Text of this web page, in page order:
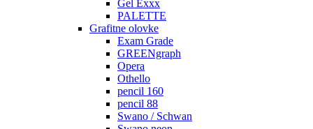
Gel Exxx
PALETTE
Grafitne olovke
Exam Grade
GREENgraph
Opera
Othello
pencil 160
pencil 88
Swano / Schwan